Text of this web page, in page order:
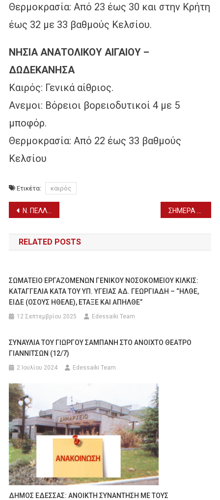
Θερμοκρασία: Από 23 έως 30 και στην Κρήτη
έως 32 με 33 βαθμούς Κελσίου.
ΝΗΣΙΑ ΑΝΑΤΟΛΙΚΟΥ ΑΙΓΑΙΟΥ –
ΔΩΔΕΚΑΝΗΣΑ
Καιρός: Γενικά αίθριος.
Ανεμοι: Βόρειοι βορειοδυτικοί 4 με 5
μποφόρ.
Θερμοκρασία: Από 22 έως 33 βαθμούς
Κελσίου
Ετικέτα: καιρός
Πλοήγηση
άρθρων
Ν. ΠΕΛΛΑΣ: ΤΑ ΦΑΡΜΑΚΕΙΑ ΠΟΥ ΕΦΗΜΕΡΕΥΟΥΝ ΣΗΜΕΡΑ ΠΕΜΠΤΗ (11/9)
RELATED POSTS
ΣΩΜΑΤΕΙΟ ΕΡΓΑΖΟΜΕΝΩΝ ΓΕΝΙΚΟΥ ΝΟΣΟΚΟΜΕΙΟΥ ΚΙΛΚΙΣ:
ΚΑΤΑΓΓΕΛΙΑ ΚΑΤΑ ΤΟΥ ΥΠ. ΥΓΕΙΑΣ ΑΔ. ΓΕΩΡΓΙΑΔΗ – “ΗΛΘΕ,
ΕΙΔΕ (ΟΣΟΥΣ ΗΘΕΛΕ), ΕΤΑΞΕ ΚΑΙ ΑΠΗΛΘΕ”
12 Σεπτεμβρίου 2025 Edessaiki Team
ΣΥΝΑΥΛΙΑ ΤΟΥ ΓΙΩΡΓΟΥ ΣΑΜΠΑΝΗ ΣΤΟ ΑΝΟΙΧΤΟ ΘΕΑΤΡΟ
ΓΙΑΝΝΙΤΣΩΝ (12/7)
2 Ιουλίου 2024 Edessaiki Team
ΔΗΜΟΣ ΕΔΕΣΣΑΣ: ΑΝΟΙΚΤΗ ΣΥΝΑΝΤΗΣΗ ΜΕ ΤΟΥΣ